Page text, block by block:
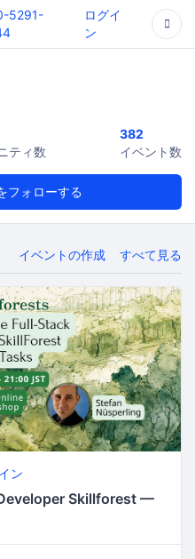
5291-
ログイ
ン
フォローする
ティ数
382
イベント数
イベントの作成 すべて見る
ン
Skillforest —